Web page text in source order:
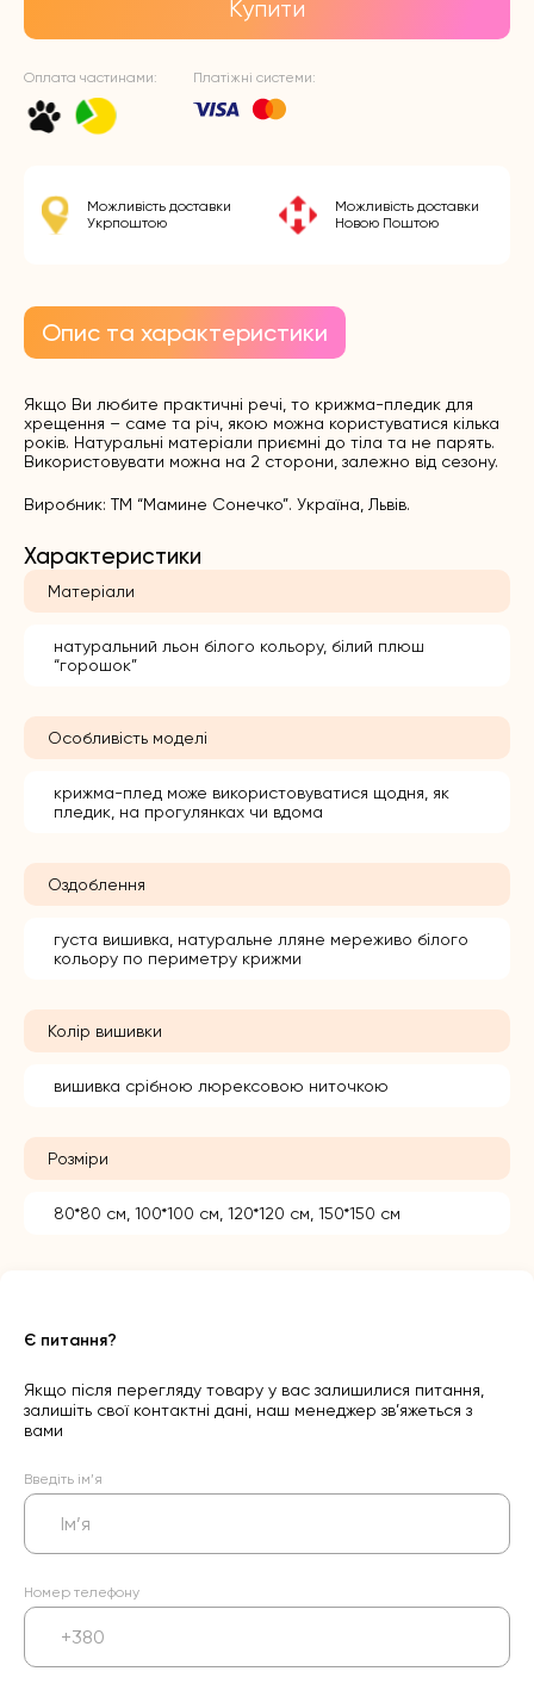
Купити
Оплата частинами: Платіжні системи:
Можливість доставки
Укрпоштою
Можливість доставки
Новою Поштою
Опис та характеристики
Якщо Ви любите практичні речі, то крижма-пледик для
хрещення – саме та річ, якою можна користуватися кілька
років. Натуральні матеріали приємні до тіла та не парять.
Використовувати можна на 2 сторони, залежно від сезону.
Виробник: ТМ “Мамине Сонечко”. Україна, Львів.
Характеристики
Матеріали
натуральний льон білого кольору, білий плюш
“горошок”
Особливість моделі
крижма-плед може використовуватися щодня, як
пледик, на прогулянках чи вдома
Оздоблення
густа вишивка, натуральне лляне мереживо білого
кольору по периметру крижми
Колір вишивки
вишивка срібною люрексовою ниточкою
Розміри
80*80 см, 100*100 см, 120*120 см, 150*150 см
Є питання?
Якщо після перегляду товару у вас залишилися питання,
залишіть свої контактні дані, наш менеджер зв’яжеться з
вами
Введіть ім’я
Номер телефону